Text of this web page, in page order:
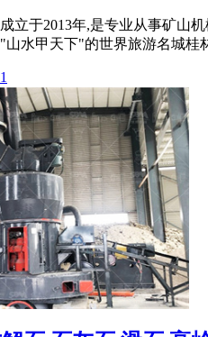
立于2013年,是专业从事矿山
水甲天下"的世界旅游名城桂